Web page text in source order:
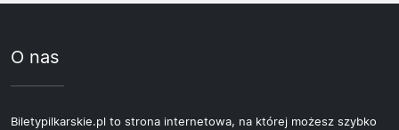
O nas
Biletypilkarskie.pl to strona internetowa, na której możesz szybko